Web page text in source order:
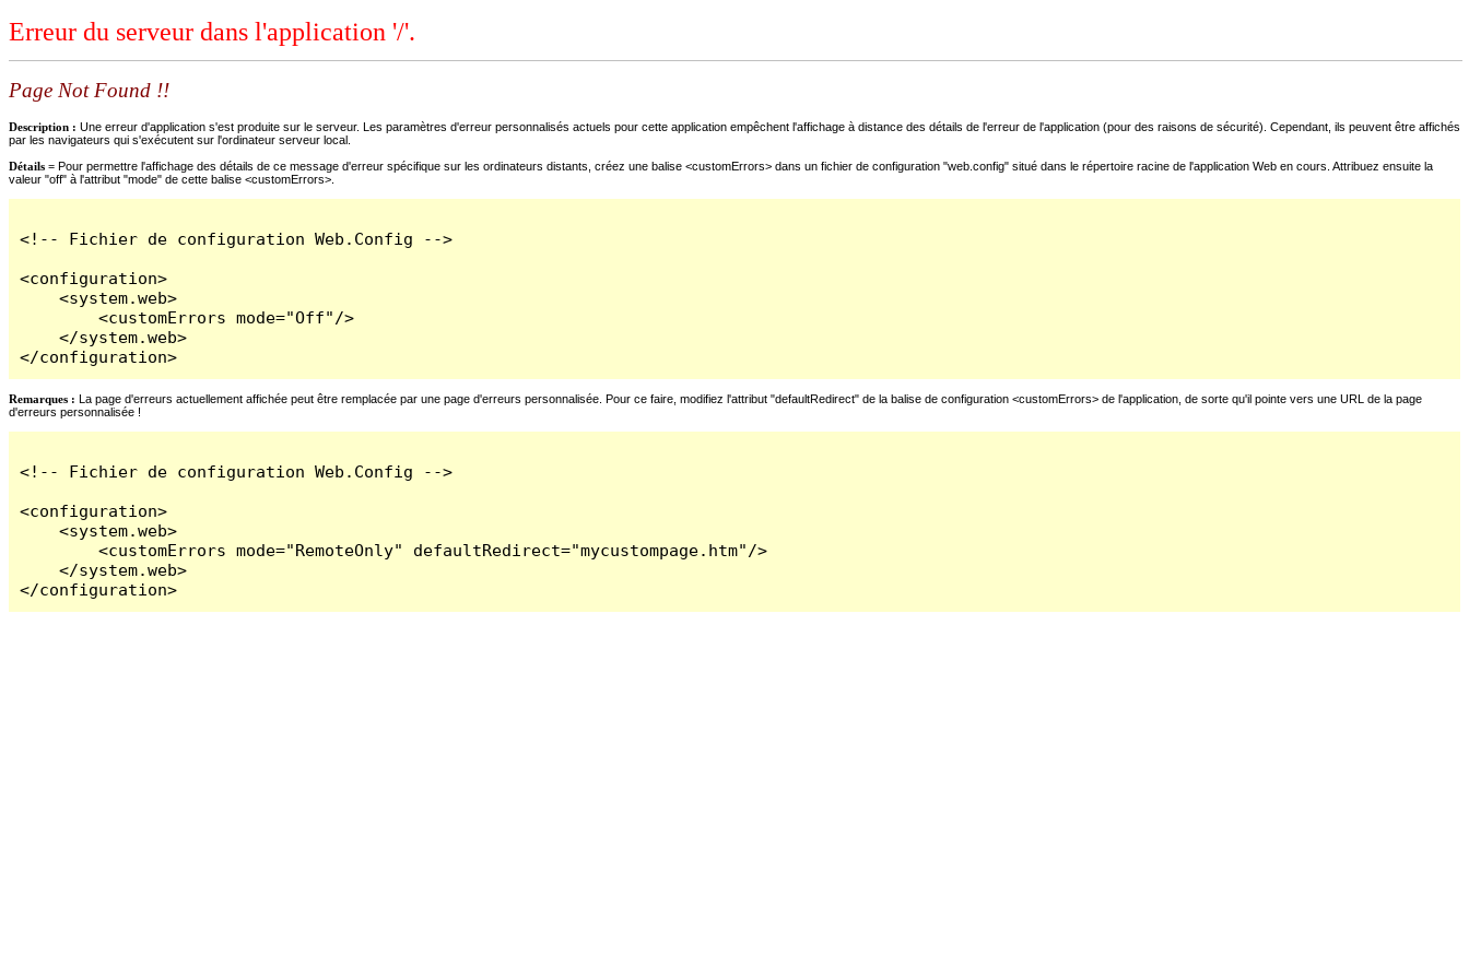
Erreur du serveur dans l'application '/'.
Page Not Found !!
Description : Une erreur d'application s'est produite sur le serveur. Les paramètres d'erreur personnalisés actuels pour cette application empêchent l'affichage à distance des détails de l'erreur de l'application (pour des raisons de sécurité). Cependant, ils peuvent être affichés
par les navigateurs qui s'exécutent sur l'ordinateur serveur local.
Détails = Pour permettre l'affichage des détails de ce message d'erreur spécifique sur les ordinateurs distants, créez une balise <customErrors> dans un fichier de configuration "web.config" situé dans le répertoire racine de l'application Web en cours. Attribuez ensuite la
valeur "off" à l'attribut "mode" de cette balise <customErrors>.
<!-- Fichier de configuration Web.Config -->
<configuration>
    <system.web>
        <customErrors mode="Off"/>
    </system.web>
</configuration>
Remarques : La page d'erreurs actuellement affichée peut être remplacée par une page d'erreurs personnalisée. Pour ce faire, modifiez l'attribut "defaultRedirect" de la balise de configuration <customErrors> de l'application, de sorte qu'il pointe vers une URL de la page
d'erreurs personnalisée !
<!-- Fichier de configuration Web.Config -->
<configuration>
    <system.web>
        <customErrors mode="RemoteOnly" defaultRedirect="mycustompage.htm"/>
    </system.web>
</configuration>